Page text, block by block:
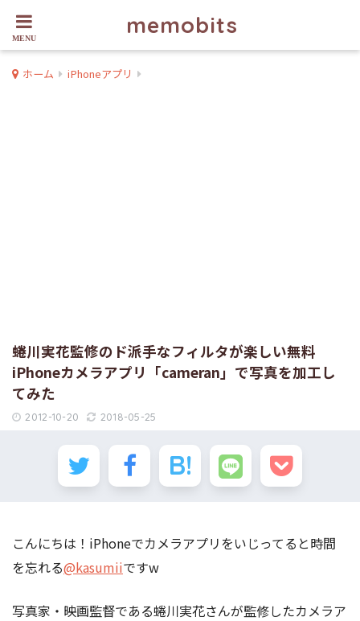
memobits
ホーム iPhoneアプリ
蜷川実花監修のド派手なフィルタが楽しい無料
iPhoneカメラアプリ「cameran」で写真を加工し
てみた
2012-10-20 2018-05-25
こんにちは！iPhoneでカメラアプリをいじってると時間
を忘れる@kasumiiですw
写真家・映画監督である蜷川実花さんが監修したカメラア